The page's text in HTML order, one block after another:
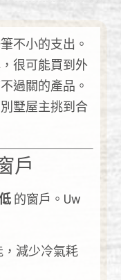
不小的支出。
很可能買到外
過關的產品。
墅屋主挑到合
戶
的窗戶。Uw
，減少冷氣耗